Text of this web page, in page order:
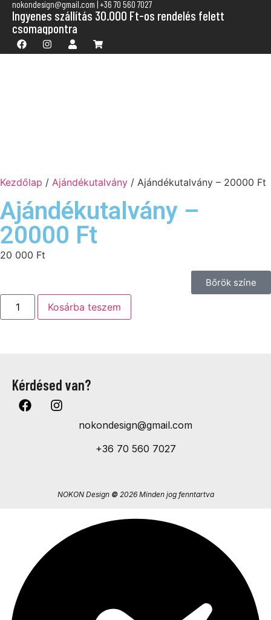
nokondesign@gmail.com | +36 70 560 7027
Ingyenes szállítás 30.000 Ft-os rendelés felett
csomagpontra
Kezdőlap / Ajándékutalvány / Ajándékutalvány – 20000 Ft
Ajándékutalvány –
20000 Ft
20 000 Ft
Bőrök színe
Kosárba teszem
Kérdésed van?
nokondesign@gmail.com
+36 70 560 7027
NOKON Design ©2026 Minden jog fenntartva